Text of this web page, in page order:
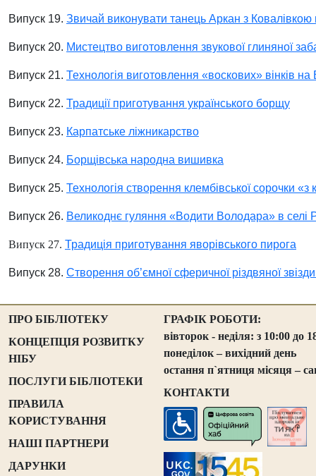
Випуск 19. Звичай виконувати танець Аркан з
Випуск 20. Мистецтво виготовлення звукової глиняної
Випуск 21. Технологія виготовлення «воскових» вінків на
Випуск 22. Традиції приготування українського борщу
Випуск 23. Карпатське ліжникарство
Випуск 24. Борщівська народна вишивка
Випуск 25. Технологія створення клембівської сорочки «з
Випуск 26. Великоднє гуляння «Водити Володара» в селі
Випуск 27. Традиція приготування яворівського пирога
Випуск 28. Створення об’ємної сферичної різдвяної
ПРО БІБЛІОТЕКУ
КОНЦЕПЦІЯ РОЗВИТКУ
НІБУ
ПОСЛУГИ БІБЛІОТЕКИ
ПРАВИЛА
КОРИСТУВАННЯ
НАШІ ПАРТНЕРИ
ДАРУНКИ
ГРАФІК РОБОТИ:
вівторок - неділя: з 10:00 до
понеділок – вихідний день
остання п`ятниця місяця –
КОНТАКТИ